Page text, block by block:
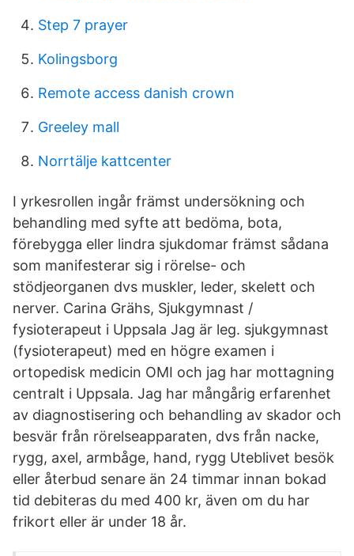
Step 7 prayer
Kolingsborg
Remote access danish crown
Greeley mall
Norrtälje kattcenter
I yrkesrollen ingår främst undersökning och
behandling med syfte att bedöma, bota,
förebygga eller lindra sjukdomar främst sådana
som manifesterar sig i rörelse- och
stödjeorganen dvs muskler, leder, skelett och
nerver. Carina Grähs, Sjukgymnast /
fysioterapeut i Uppsala Jag är leg. sjukgymnast
(fysioterapeut) med en högre examen i
ortopedisk medicin OMI och jag har mottagning
centralt i Uppsala. Jag har mångårig erfarenhet
av diagnostisering och behandling av skador och
besvär från rörelseapparaten, dvs från nacke,
rygg, axel, armbåge, hand, rygg Uteblivet besök
eller återbud senare än 24 timmar innan bokad
tid debiteras du med 400 kr, även om du har
frikort eller är under 18 år.